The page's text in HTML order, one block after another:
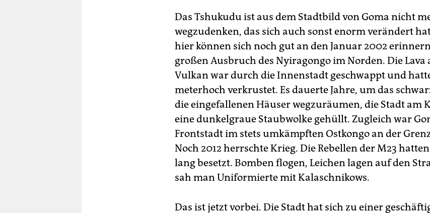
Das Tshukudu ist aus dem Stadtbild von Goma nicht
wegzudenken, das sich auch sonst enorm verändert
hier können sich noch gut an den Januar 2002
großen Ausbruch des Nyiragongo im Norden. Die Lava
Vulkan war durch die Innenstadt geschwappt und
meterhoch verkrustet. Es dauerte Jahre, um das
die eingefallenen Häuser wegzuräumen, die Stadt am
eine dunkelgraue Staubwolke gehüllt. Zugleich war
Frontstadt im stets umkämpften Ostkongo an der
Noch 2012 herrschte Krieg. Die Rebellen der M23
lang besetzt. Bomben flogen, Leichen lagen auf den
sah man Uniformierte mit Kalaschnikows.
Das ist jetzt vorbei. Die Stadt hat sich zu einer